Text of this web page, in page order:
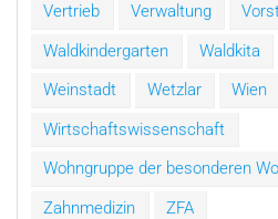
Vertrieb
Verwaltung
Waldkindergarten
Waldkita
Weinstadt
Wetzlar
Wien
Wirtschaftswissenschaft
Wohngruppe der besonderen
Zahnmedizin
ZFA